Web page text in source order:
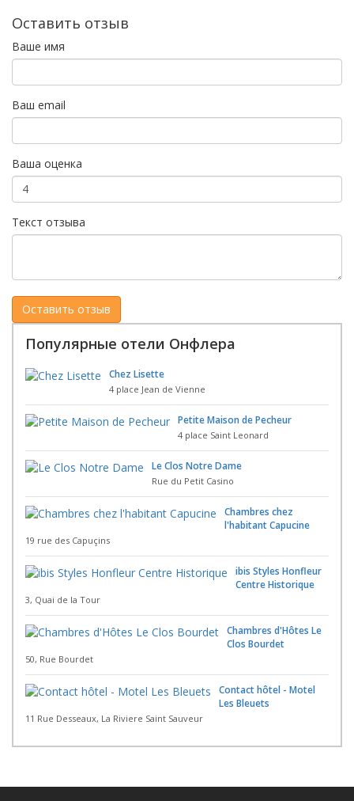
Оставить отзыв
Ваше имя
Ваш email
Ваша оценка
Текст отзыва
Популярные отели Онфлера
Chez Lisette
4 place Jean de Vienne
Petite Maison de Pecheur
4 place Saint Leonard
Le Clos Notre Dame
Rue du Petit Casino
Chambres chez
l'habitant Capucine
19 rue des Capuçins
ibis Styles Honfleur
Centre Historique
3, Quai de la Tour
Chambres d'Hôtes Le
Clos Bourdet
50, Rue Bourdet
Contact hôtel - Motel
Les Bleuets
11 Rue Desseaux, La Riviere Saint Sauveur